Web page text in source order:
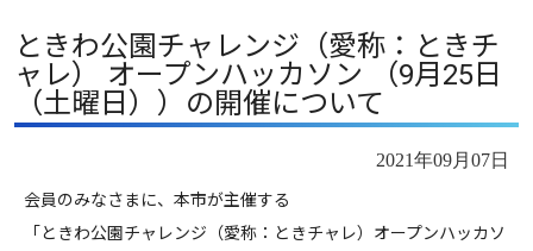
ときわ公園チャレンジ（愛称：ときチ
ャレ） オープンハッカソン （9月25日
（土曜日））の開催について
2021年09月07日
会員のみなさまに、本市が主催する
「ときわ公園チャレンジ（愛称：ときチャレ）オープンハッカソ